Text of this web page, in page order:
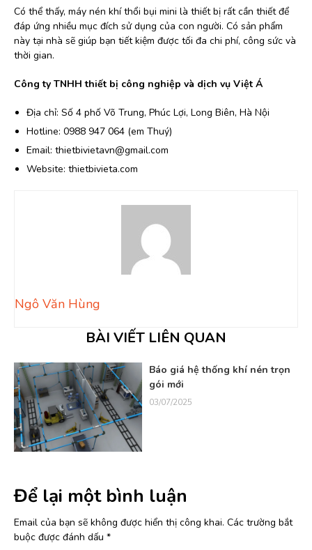
Có thể thấy, máy nén khí thổi bụi mini là thiết bị rất cần thiết để
đáp ứng nhiều mục đích sử dụng của con người. Có sản phẩm
này tại nhà sẽ giúp bạn tiết kiệm được tối đa chi phí, công sức và
thời gian.
Công ty TNHH thiết bị công nghiệp và dịch vụ Việt Á
Địa chỉ: Số 4 phố Võ Trung, Phúc Lợi, Long Biên, Hà Nội
Hotline: 0988 947 064 (em Thuý)
Email: thietbivietavn@gmail.com
Website: thietbivieta.com
Ngô Văn Hùng
BÀI VIẾT LIÊN QUAN
Báo giá hệ thống khí nén trọn
gói mới
03/07/2025
Để lại một bình luận
Email của bạn sẽ không được hiển thị công khai. Các trường bắt
buộc được đánh dấu *